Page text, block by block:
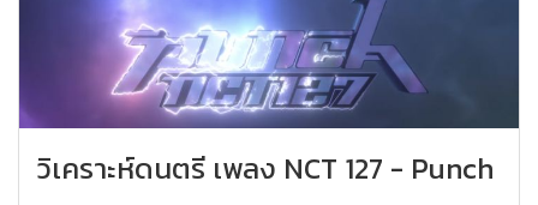
วิเคราะห์ดนตรี เพลง NCT 127 - Punch